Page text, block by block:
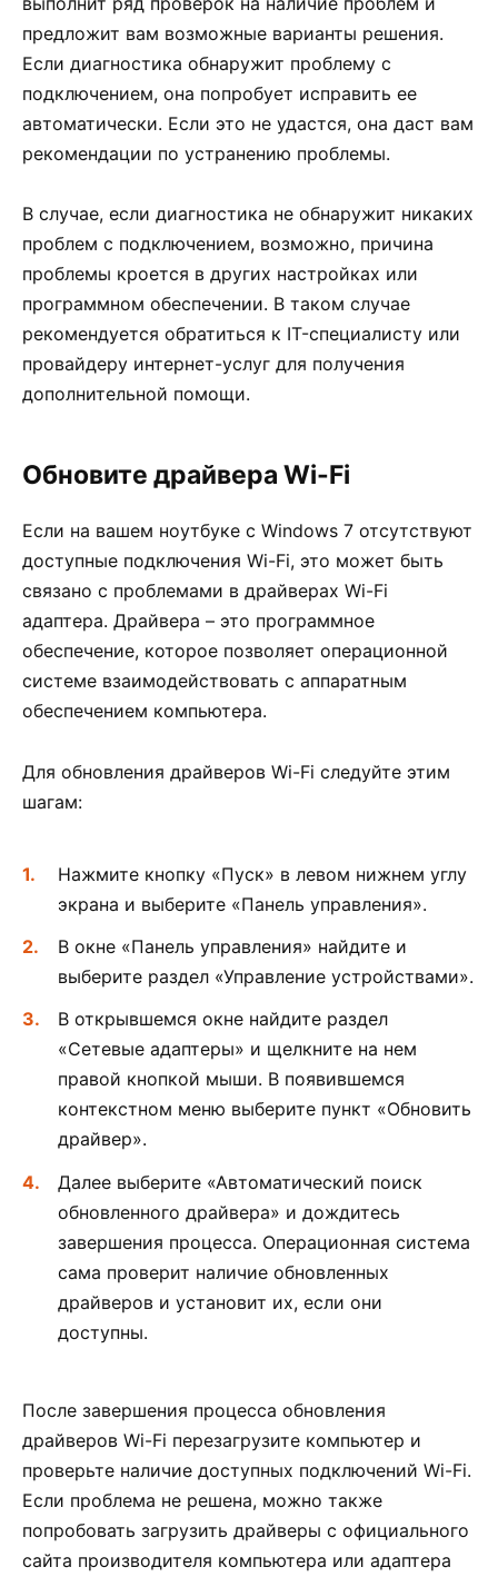
предложит вам возможные варианты решения.
Если диагностика обнаружит проблему с
подключением, она попробует исправить ее
автоматически. Если это не удастся, она даст вам
рекомендации по устранению проблемы.
В случае, если диагностика не обнаружит никаких
проблем с подключением, возможно, причина
проблемы кроется в других настройках или
программном обеспечении. В таком случае
рекомендуется обратиться к IT-специалисту или
провайдеру интернет-услуг для получения
дополнительной помощи.
Обновите драйвера Wi-Fi
Если на вашем ноутбуке с Windows 7 отсутствуют
доступные подключения Wi-Fi, это может быть
связано с проблемами в драйверах Wi-Fi
адаптера. Драйвера – это программное
обеспечение, которое позволяет операционной
системе взаимодействовать с аппаратным
обеспечением компьютера.
Для обновления драйверов Wi-Fi следуйте этим
шагам:
Нажмите кнопку «Пуск» в левом нижнем углу
экрана и выберите «Панель управления».
В окне «Панель управления» найдите и
выберите раздел «Управление устройствами».
В открывшемся окне найдите раздел
«Сетевые адаптеры» и щелкните на нем
правой кнопкой мыши. В появившемся
контекстном меню выберите пункт «Обновить
драйвер».
Далее выберите «Автоматический поиск
обновленного драйвера» и дождитесь
завершения процесса. Операционная система
сама проверит наличие обновленных
драйверов и установит их, если они
доступны.
После завершения процесса обновления
драйверов Wi-Fi перезагрузите компьютер и
проверьте наличие доступных подключений Wi-Fi.
Если проблема не решена, можно также
попробовать загрузить драйверы с официального
сайта производителя компьютера или адаптера